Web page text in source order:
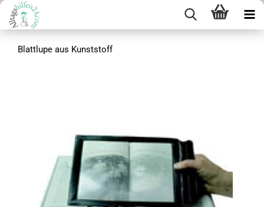
Blattlupe aus Kunststoff